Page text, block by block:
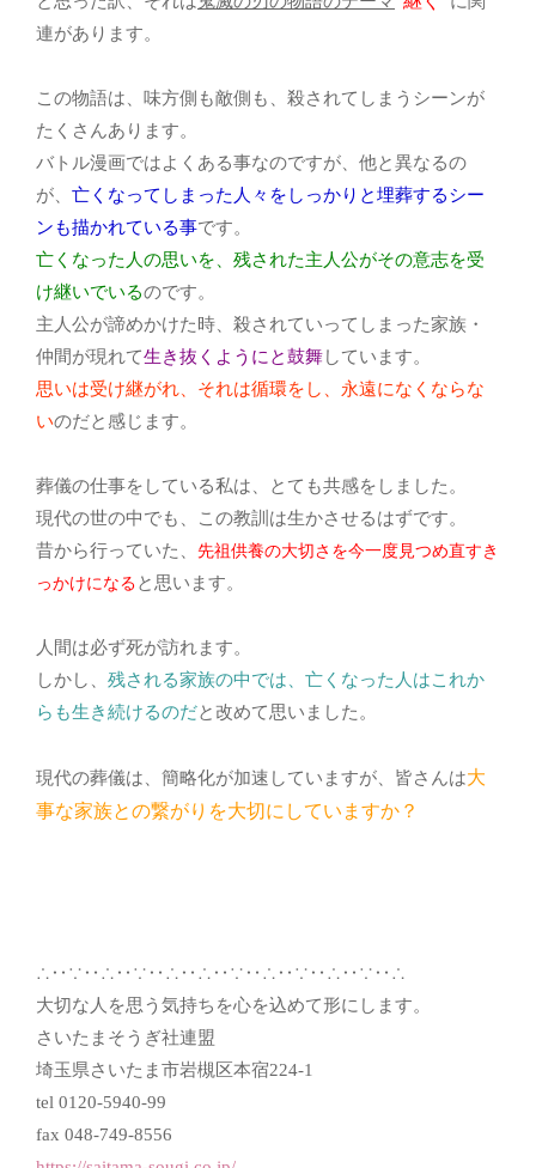
連があります。
この物語は、味方側も敵側も、殺されてしまうシーンが
たくさんあります。
バトル漫画ではよくある事なのですが、他と異なるの
が、 亡くなってしまった人々をしっかりと埋葬するシー
ンも描かれている事です。
亡くなった人の思いを、残された主人公がその意志を受
け継いでいるのです。
主人公が諦めかけた時、殺されていってしまった家族・
仲間が現れて生き抜くようにと鼓舞しています。
思いは受け継がれ、それは循環をし、永遠になくならな
いのだと感じます。
葬儀の仕事をしている私は、とても共感をしました。
現代の世の中でも、この教訓は生かさせるはずです。
昔から行っていた、 先祖供養の大切さを今一度見つめ直すき
っかけになる と思います。
人間は必ず死が訪れます。
しかし、 残される家族の中では、亡くなった人はこれか
らも生き続けるのだと改めて思いました。
現代の葬儀は、簡略化が加速していますが、皆さんは大
事な家族との繋がりを大切にしていますか？
∴‥∵‥∴‥∵‥∴‥∴‥∵‥∴‥∵‥∴‥∵‥∴
大切な人を思う気持ちを心を込めて形にします。
さいたまそうぎ社連盟
埼玉県さいたま市岩槻区本宿224-1
tel 0120-5940-99
fax 048-749-8556